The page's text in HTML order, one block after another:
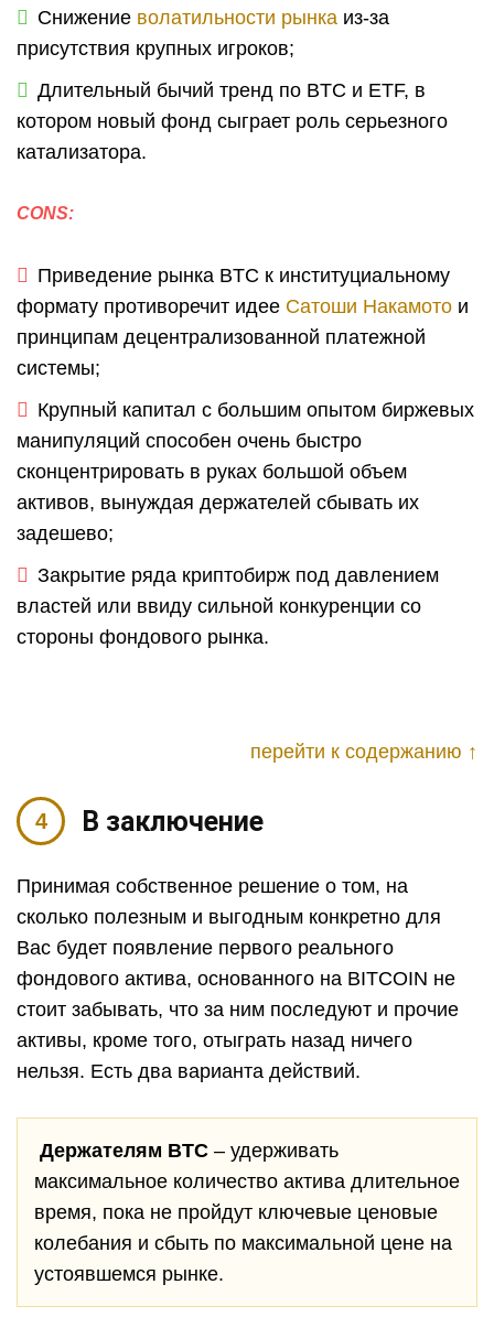
Снижение волатильности рынка из-за
присутствия крупных игроков;
Длительный бычий тренд по BTC и ETF, в
котором новый фонд сыграет роль серьезного
катализатора.
CONS:
Приведение рынка BTC к институциальному
формату противоречит идее Сатоши Накамото и
принципам децентрализованной платежной
системы;
Крупный капитал с большим опытом биржевых
манипуляций способен очень быстро
сконцентрировать в руках большой объем
активов, вынуждая держателей сбывать их
задешево;
Закрытие ряда криптобирж под давлением
властей или ввиду сильной конкуренции со
стороны фондового рынка.
перейти к содержанию ↑
В заключение
Принимая собственное решение о том, на
сколько полезным и выгодным конкретно для
Вас будет появление первого реального
фондового актива, основанного на BITCOIN не
стоит забывать, что за ним последуют и прочие
активы, кроме того, отыграть назад ничего
нельзя. Есть два варианта действий.
Держателям BTC – удерживать
максимальное количество актива длительное
время, пока не пройдут ключевые ценовые
колебания и сбыть по максимальной цене на
устоявшемся рынке.